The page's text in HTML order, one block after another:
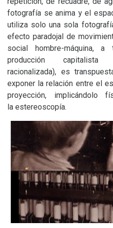
fotografía se anima y el
utiliza solo una sola
efecto paradojal de
social hombre-máquina,
producción capitalista
racionalizada), es
exponer la relación entre el
proyección, implicándolo
la estereoscopía.